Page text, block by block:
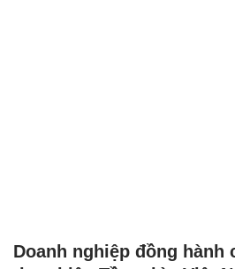
Doanh nghiệp đồng hành